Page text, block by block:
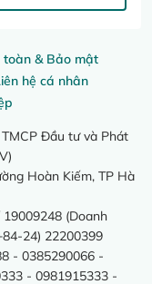
toàn & Bảo mật
hệ cá nhân
Đầu tư và Phát
Hoàn Kiếm, TP Hà
(Doanh
24) 22200399
- 0385290066 -
- 0981915333 -